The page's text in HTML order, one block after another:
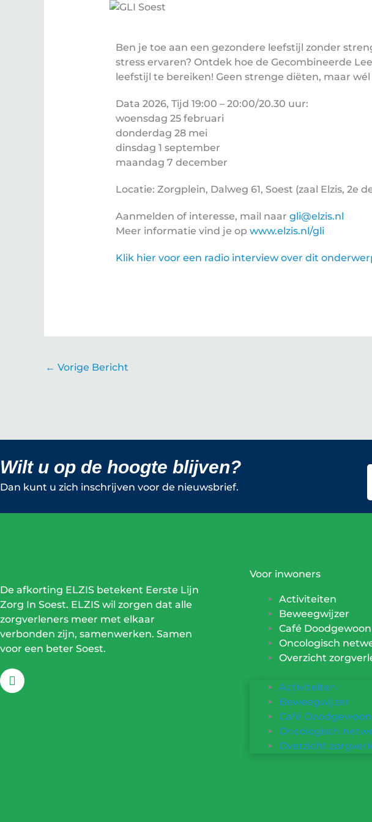
Ben je toe aan een gezondere leefstijl zonder
stress ervaren? Ontdek hoe de Gecombineerde
leefstijl te bereiken! Geen strenge diëten, maar
Data 2026, Tijd 19:00 – 20:00/20.30 uur:
woensdag 25 februari
donderdag 28 mei
dinsdag 1 september
maandag 7 december
Locatie: Zorgplein, Dalweg 61, Soest (zaal Elzis, 2e
Aanmelden of interesse, mail naar gli@elzis.nl
Meer informatie vind je op www.elzis.nl/gli
Klik hier voor een radio interview over dit
← Vorige Bericht
Wilt u op de hoogte blijven?
Dan kunt u zich inschrijven voor de nieuwsbrief.
De afkorting ELZIS betekent Eerste Lijn
Zorg In Soest. ELZIS wil zorgen dat alle
zorgverleners meer met elkaar
verbonden zijn, samenwerken. Samen
voor een beter Soest.
F
a
Voor inwoners
Activiteiten
Beweegwijzer
Café Doodgewoon
Oncologisch
Overzicht
Activiteiten
Beweegwijzer
Café Doodgewoon
Oncologisch
Overzicht